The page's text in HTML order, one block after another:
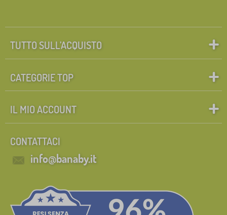
TUTTO SULL’ACQUISTO
CATEGORIE TOP
IL MIO ACCOUNT
CONTATTACI
info@banaby.it